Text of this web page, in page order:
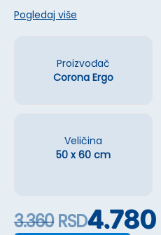
Pogledaj više
Proizvođač
Corona Ergo
Veličina
50 x 60 cm
3.360 RSD4.780